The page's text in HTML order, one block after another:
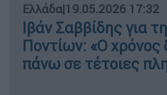
Ελλάδα|19.05.2026 17:32
Ιβάν Σαββίδης για
Ποντίων: «Ο χρόνος
πάνω σε τέτοιες